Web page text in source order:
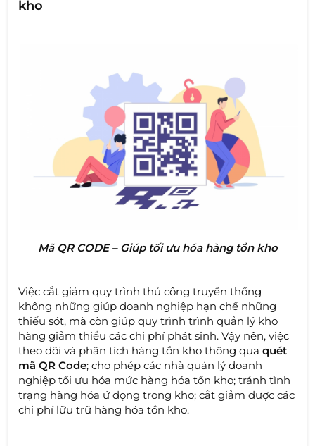
kho
Mã QR CODE – Giúp tối ưu hóa hàng tồn kho
Việc cắt giảm quy trình thủ công truyền thống
không những giúp doanh nghiệp hạn chế những
thiếu sót, mà còn giúp quy trình trình quản lý kho
hàng giảm thiểu các chi phí phát sinh. Vậy nên, việc
theo dõi và phân tích hàng tồn kho thông quaquét
mã QR Code; cho phép các nhà quản lý doanh
nghiệp tối ưu hóa mức hàng hóa tồn kho; tránh tình
trạng hàng hóa ứ đọng trong kho; cắt giảm được các
chi phí lữu trữ hàng hóa tồn kho.